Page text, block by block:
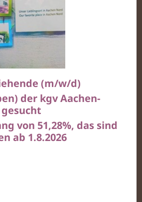
(m/w/d)
der kgv Aachen-
von 51,28%, das sind
ab 1.8.2026